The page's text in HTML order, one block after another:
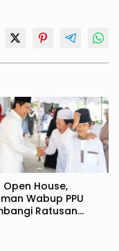
Open House,
Wabup PPU
Ratusan